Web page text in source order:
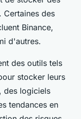
Certaines des
Binance,
d'autres.
des outils tels
stocker leurs
des logiciels
tendances en